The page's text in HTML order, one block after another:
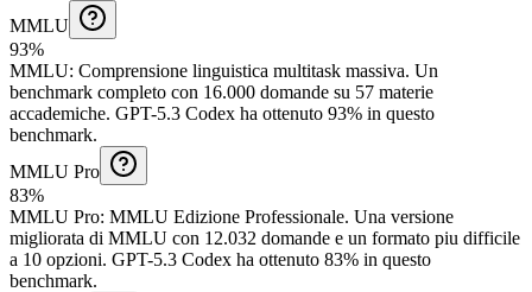
MMLU
93%
MMLU: Comprensione linguistica multitask massiva. Un
benchmark completo con 16.000 domande su 57 materie
accademiche. GPT-5.3 Codex ha ottenuto 93% in questo
benchmark.
MMLU Pro
83%
MMLU Pro: MMLU Edizione Professionale. Una versione
migliorata di MMLU con 12.032 domande e un formato piu difficile
a 10 opzioni. GPT-5.3 Codex ha ottenuto 83% in questo
benchmark.